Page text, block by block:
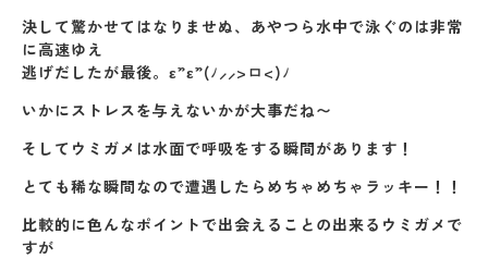
決して驚かせてはなりませぬ、あやつら水中で泳ぐのは非常
に高速ゆえ
逃げだしたが最後。ε”ε”(ﾉ⸝⸝>ㅁ<)ﾉ
いかにストレスを与えないかが大事だね〜
そしてウミガメは水面で呼吸をする瞬間があります！
とても稀な瞬間なので遭遇したらめちゃめちゃラッキー！！
比較的に色んなポイントで出会えることの出来るウミガメで
すが